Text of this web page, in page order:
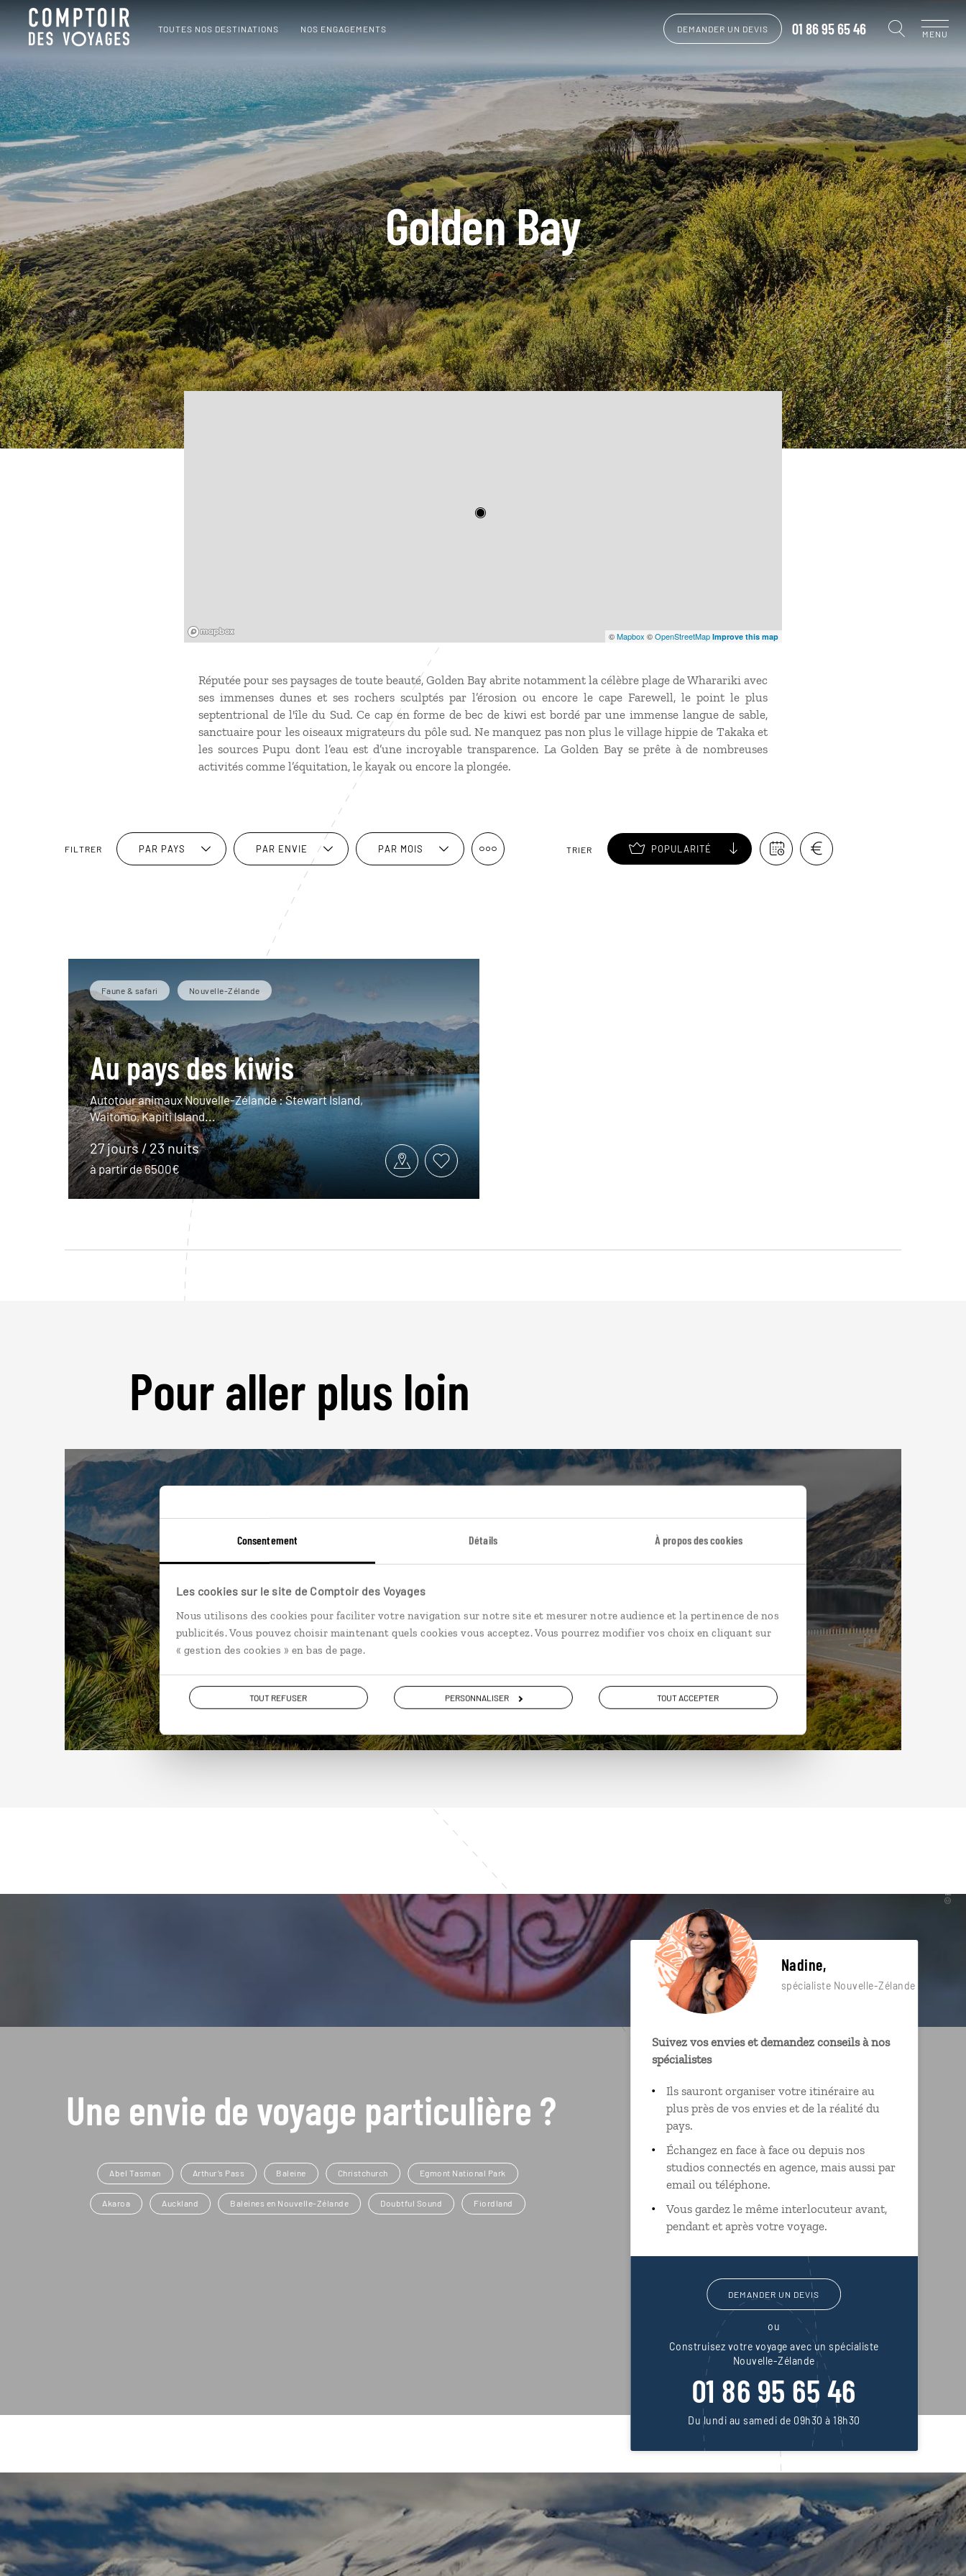
Consentement Détails À propos des cookies
Les cookies sur le site de Comptoir des Voyages
Nous utilisons des cookies pour faciliter votre navigation sur notre site et mesurer notre audience et la pertinence de nos
publicités. Vous pouvez choisir maintenant quels cookies vous acceptez. Vous pourrez modifier vos choix en cliquant sur
« gestion des cookies » en bas de page.
TOUT REFUSER PERSONNALISER TOUT ACCEPTER
TOUTES NOS DESTINATIONS NOS ENGAGEMENTS DEMANDER UN DEVIS 01 86 95 65 46 MENU
Golden Bay
©Mapbox ©OpenStreetMap Improve this map
Réputée pour ses paysages de toute beauté, Golden Bay abrite notamment la célèbre plage de Wharariki avec
ses immenses dunes et ses rochers sculptés par l’érosion ou encore le cape Farewell, le point le plus
septentrional de l'île du Sud. Ce cap en forme de bec de kiwi est bordé par une immense langue de sable,
sanctuaire pour les oiseaux migrateurs du pôle sud. Ne manquez pas non plus le village hippie de Takaka et
les sources Pupu dont l’eau est d’une incroyable transparence. La Golden Bay se prête à de nombreuses
activités comme l’équitation, le kayak ou encore la plongée.
FILTRER PAR PAYS PAR ENVIE PAR MOIS TRIER POPULARITÉ
Faune & safari Nouvelle-Zélande
Au pays des kiwis
Autotour animaux Nouvelle-Zélande : Stewart Island,
Waitomo, Kapiti Island...
27 jours / 23 nuits
à partir de 6500€
Pour aller plus loin
Nos 9 idées de voyage
Nouvelle-Zélande
Une envie de voyage particulière ?
Abel Tasman Arthur’s Pass Baleine Christchurch Egmont National Park
Akaroa Auckland Baleines en Nouvelle-Zélande Doubtful Sound Fiordland
Nadine,
spécialiste Nouvelle-Zélande
Suivez vos envies et demandez conseils à nos
spécialistes
Ils sauront organiser votre itinéraire au
plus près de vos envies et de la réalité du
pays.
Échangez en face à face ou depuis nos
studios connectés en agence, mais aussi par
email ou téléphone.
Vous gardez le même interlocuteur avant,
pendant et après votre voyage.
DEMANDER UN DEVIS
ou
Construisez votre voyage avec un spécialiste
Nouvelle-Zélande
01 86 95 65 46
Du lundi au samedi de 09h30 à 18h30